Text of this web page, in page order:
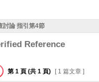
討論 指引第4節
Reference
第 1 頁 (共 1 頁) [ 1 篇文章 ]